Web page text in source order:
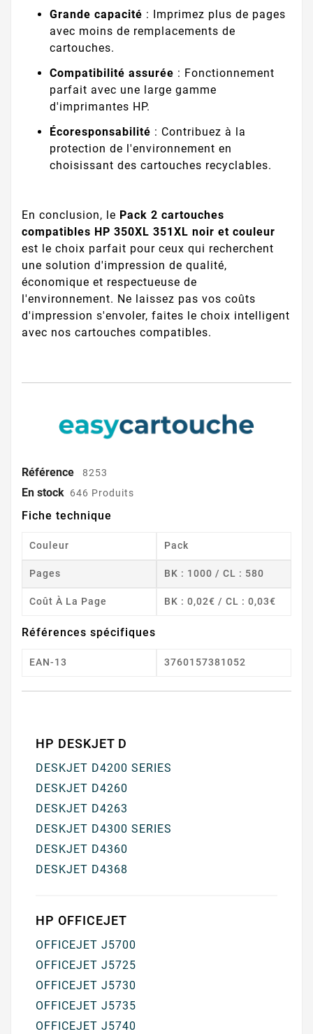
Grande capacité : Imprimez plus de pages
avec moins de remplacements de
cartouches.
Compatibilité assurée : Fonctionnement
parfait avec une large gamme
d'imprimantes HP.
Écoresponsabilité : Contribuez à la
protection de l'environnement en
choisissant des cartouches recyclables.
En conclusion, le Pack 2 cartouches
compatibles HP 350XL 351XL noir et couleur
est le choix parfait pour ceux qui recherchent
une solution d'impression de qualité,
économique et respectueuse de
l'environnement. Ne laissez pas vos coûts
d'impression s'envoler, faites le choix intelligent
avec nos cartouches compatibles.
Référence 8253
En stock 646 Produits
Fiche technique
Couleur Pack
Pages BK : 1000 / CL : 580
Coût À La Page BK : 0,02€ / CL : 0,03€
Références spécifiques
EAN-13 3760157381052
HP DESKJET D
DESKJET D4200 SERIES
DESKJET D4260
DESKJET D4263
DESKJET D4300 SERIES
DESKJET D4360
DESKJET D4368
HP OFFICEJET
OFFICEJET J5700
OFFICEJET J5725
OFFICEJET J5730
OFFICEJET J5735
OFFICEJET J5740